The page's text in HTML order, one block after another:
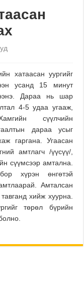
хатаасан уургийг
усанд 15 минут
Дараа нь шар
4-5 удаа угааж,
сүүлчийн
дараа усыг
гаргана. Угаасан
амтлагч /үүсүү/,
сүүмсээр амтална.
хүрэн өнгөтэй
Амталсан
хийж хуурна.
төрөл бүрийн